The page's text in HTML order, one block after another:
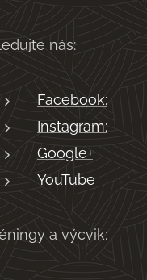
nás:
Facebook:
Instagram:
Google+
YouTube
a výcvik: